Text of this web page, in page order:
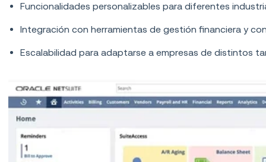
Funcionalidades personalizables para diferentes
Integración con herramientas de gestión financiera y
Escalabilidad para adaptarse a empresas de distintos